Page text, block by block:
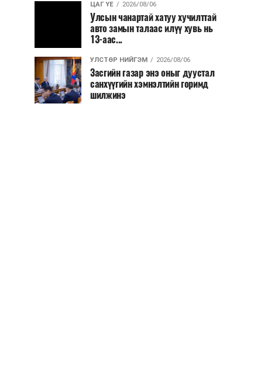
ЦАГ ҮЕ 2026/08/06
Улсын чанартай хатуу хучилттай
авто замын талаас илүү хувь нь
13-аас...
УЛСТӨР НИЙГЭМ 2026/08/06
Засгийн газар энэ оныг дуустал
санхүүгийн хэмнэлтийн горимд
шилжинэ